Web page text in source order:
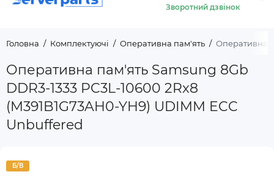
Зворотний дзвінок
Головна Комплектуючі Оперативна пам'ять Оперативна
Оперативна пам'ять Samsung 8Gb
DDR3-1333 PC3L-10600 2Rx8
(M391B1G73AH0-YH9) UDIMM ECC
Unbuffered
Б/В